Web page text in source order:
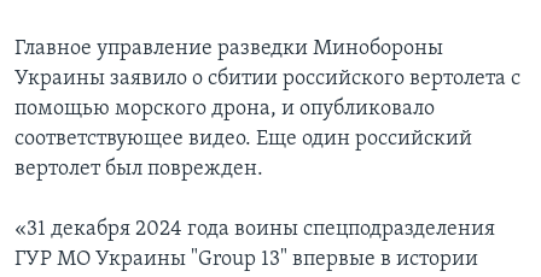
Главное управление разведки Минобороны
Украины заявило о сбитии российского вертолета с
помощью морского дрона, и опубликовало
соответствующее видео. Еще один российский
вертолет был поврежден.
«31 декабря 2024 года воины спецподразделения
ГУР МО Украины "Group 13" впервые в истории